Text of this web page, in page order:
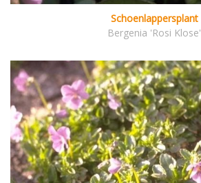
Schoenlappersplant
Bergenia 'Rosi Klose'